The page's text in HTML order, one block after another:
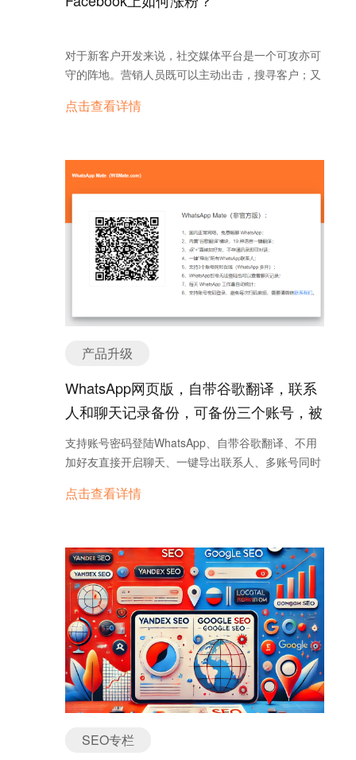
击付费广告，即广告展示不收费，只有当用户看到广
行广告投放，当然，假如你的投放广告目标国家是西
班牙的话，建议弄个相应语言的网站，这样的效果会
更好。 四、内容平台推广 像国外知名的Facebook、
容平台，做社交类平台就是在做粉丝经济。 但是，这
并不代表大家就得要疯狂去加粉，一是容易被封号；
二是未得到粉丝的认可和信任，试想一下，就像我们
某信中总会遇到那么几个微商，天天除了发广告，还
是发广告，而且一发都是在刷屏，这样的刷屏广告会
引起反感心理，效果也就可想而知了。 做社交类平台
推广一定稳，不能操之过急，先了解各个平台的规则
禁忌、基础操作等等方面，像正常用户一样更新动
等；发布、转载些高质量的内容；关注行业相关客户
动态，点点赞，评论互动互动等。 五、视频推广
户除了经常关注娱乐，新闻，电影类等用户，也有很
多有经验买家搜索与采购产品相关专业资讯及产品专
群。 除了一些原材料及半成品的行业，几乎所有产品
都适用于视频展示。外贸企业可以在Youtube上建议
一个企业的频道主页，将企业的视频介绍，产品的详
细介绍，使用效果录制成视频集中展示，让潜在客户
通流量入口，我们还可以通过邮件营销去主动开发客
户，那么客户邮箱怎么来？ 有两种方法： 一是手工
挖掘，全网客户开发及邮件营销技巧内容过多小编在
此不做细讲； 二是通过工具采集大量的客户邮箱，一
般市面这类的工具一般是几千到上万不等。而使用了
全球一站的用户会比较幸福，里面已经包含了全网客
户开发功能。 做全网引流，永远不能局限于单一渠
道，要多渠道尝试其他流量渠道，将最有效果的渠道
集中起来，集中精力去开拓引流。 企业想要开拓海外
市场，做好外贸，各个渠道都需要尝试，完全可以在
原有的营销推广预算基础上开拓多个推广渠道，全面
香港或目标市场本地的优质服务器。 4. 大量发产品
架几百个产品，但每个产品却没有详细介绍、缺少关
键词优化。这样的网站不仅用户不喜欢，搜索引擎也
产品强得多。 5. 花钱做外链 在SEO圈里，外链是
其花钱刷链接，不如做好高质量内容和自然传播机
制。 6. 相信排名和流量 网站排第一，不代表客户
的是询盘数和订单数。外贸独立站的本质是转化客
户，不是打榜刷热度。脱离商业转化谈排名流量，都
是耍流氓。 7. 天天发公司新闻 “领导视察了”“公司
组织团建了”“搬新办公室了”……这些新闻，谷歌和客
户都不关心。B2B买家关心的是：你能解决什么问
题、产品有什么优势、如何合作更高效。内容策略应
AI写作是利器，但若只会“一键生成”，那就是灾难。
文”，不仅无法提升SEO，反而可能被谷歌识别为低
质量内容，严重时会影响整站排名。用AI也要有运营
完网站不更新 网站不是一锤子买卖。很多公司建完
站就放在那里不管不问，内容老旧，客户留言也没人
回复，谷歌爬虫再来也找不到新内容。这种站即使初
动手做网站 老板什么都会，结果什么都做不好。自
己动手建站表面上省钱，实际上浪费了大量时间和机
会成本，而且网站质量往往难以达到标准。建站、运
营、SEO，需要专业分工，才能跑出效果。老板应该
专注战略，别陷在战术细节里出不来。…
对于新客户开发来说，社交媒体平台是一个可攻亦可
守的阵地。营销人员既可以主动出击，搜寻客户；又
消极等待）。 以使用最广泛的Facebook为例（其他
进而走入你的“营销圈”呢？ 下面提供几种“涨粉”策略
己，否则当你每天添加的好友过多时，就有可能面临
被封号的危险。 1. 利用好友推荐功能 Facebook为
用户提供了好友推荐的功能，以“可能认识”的列表形
式呈现。你可以在其中直接添加好友，进行新客户的
的好友人脉进行推荐的。因此，为了使FB的推荐功能
并“净化”好友列表，增加其中精准目标客户群体的比
重，这样发散出去的人脉才能散而不乱。 2. 巧用搜
索框 在FB左上角的搜索框中，可以进行四种形式的
搜索： 一是直接输入姓名，这适用于你已经明确知道
了客户的名字，且有相同名称的用户较少的情形，因
而在新客户开发中的应用性不是很强。 二是输入邮
Facebook中向该用户发出好友申请。 三是输入行业
情况，依照需求找到可开发客户就可以了。 四是进行
语句搜索，比如可以输入“people who like
summer”，然后Facebook就会根据相关性实时显示
个人、企业、小组以及主页等。 3. 通过“小组” 在
Facebook中添加好友还有一个“迂回政策”——利
用“小组”功能。 举例来说，如果你们公司的业务是矿
山机械，那么你就可以搜索一些与选矿相关的小组。
这些小组里的成员基本都是对选矿感兴趣或是从事相
关业务的人，刚好是你较为精准的目标客户。这时你
加入小组，“蛰伏”在其中。后者有两大好处：一是在
点击查看详情
产品升级
WhatsApp网页版，自带谷歌翻译，联系
人和聊天记录备份，可备份三个账号，被
封也能看聊天记录【99元/年】
支持账号密码登陆WhatsApp、自带谷歌翻译、不用
加好友直接开启聊天、一键导出联系人、多账号同时
保全、工作量自动统计。
点击查看详情
SEO专栏